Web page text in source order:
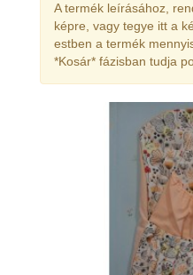
A termék leírásához,
képre, vagy tegye itt a
estben a termék
*Kosár* fázisban tudja